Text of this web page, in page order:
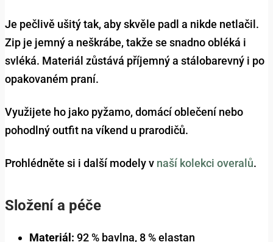
Je pečlivě ušitý tak, aby skvěle padl a nikde netlačil.
Zip je jemný a neškrábe, takže se snadno obléká i
svléká. Materiál zůstává příjemný a stálobarevný i po
opakovaném praní.
Využijete ho jako pyžamo, domácí oblečení nebo
pohodlný outfit na víkend u prarodičů.
Prohlédněte si i další modely v naší kolekci overalů.
Složení a péče
Materiál: 92 % bavlna, 8 % elastan